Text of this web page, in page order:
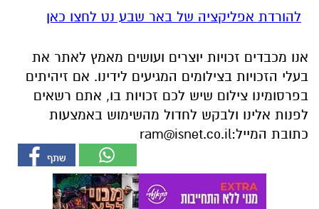
להורדת אפליקציה של באר שבע נט לחצו כאן
אנו מכבדים זכויות יוצרים ועושים מאמץ לאתר את
בעלי הזכויות בצילומים המגיעים לידינו. אם זיהיתים
בפרסומינו צילום שיש לכם זכויות בו, אתם רשאים
לפנות אלינו ולבקש לחדול מהשימוש באמצעות
כתובת המייל:ram@isnet.co.il
אולי יעניין אותך גם